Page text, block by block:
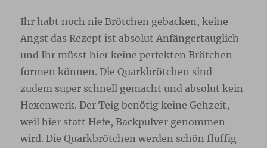
Ihr habt noch nie Brötchen gebacken, keine
Angst das Rezept ist absolut Anfängertauglich
und Ihr müsst hier keine perfekten Brötchen
formen können. Die Quarkbrötchen sind
zudem super schnell gemacht und absolut kein
Hexenwerk. Der Teig benötig keine Gehzeit,
weil hier statt Hefe, Backpulver genommen
wird. Die Quarkbrötchen werden schön fluffig